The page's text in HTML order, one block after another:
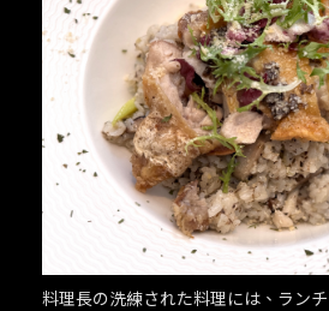
料理長の洗練された料理には、ラン